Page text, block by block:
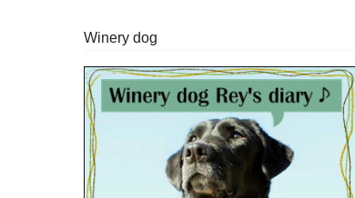
Winery dog